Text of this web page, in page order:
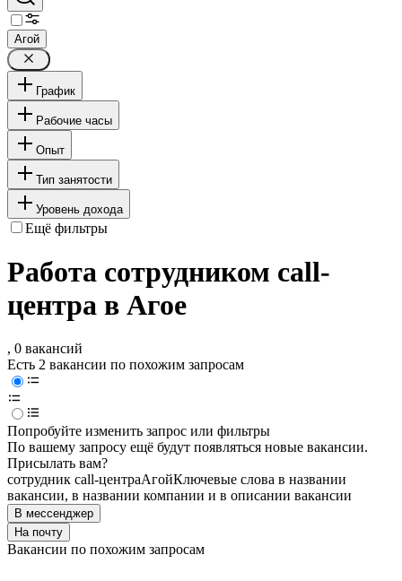
Агой
График
Рабочие часы
Опыт
Тип занятости
Уровень дохода
Ещё фильтры
Работа сотрудником call-
центра в Агое
, 0 вакансий
Есть 2 вакансии по похожим запросам
Попробуйте изменить запрос или фильтры
По вашему запросу ещё будут появляться новые вакансии.
Присылать вам?
сотрудник call-центраАгойКлючевые слова в названии
вакансии, в названии компании и в описании вакансии
В мессенджер
На почту
Вакансии по похожим запросам